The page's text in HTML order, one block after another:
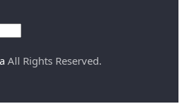
All Rights Reserved.